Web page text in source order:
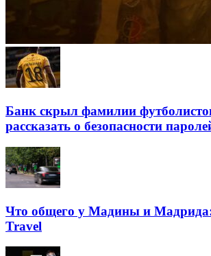
Банк скрыл фамилии
рассказать о безопасности
Что общего у Мадины и Мадрида:
Travel